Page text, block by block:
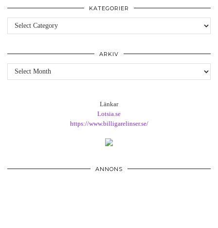
KATEGORIER
Kategorier
ARKIV
Arkiv
Länkar
Lotsia.se
https://www.billigarelinser.se/
ANNONS